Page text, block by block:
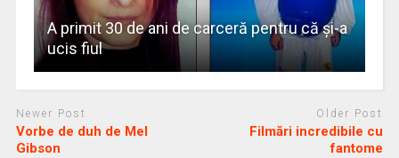
A primit 30 de ani de carceră pentru că şi-a
ucis fiul
Newer Post
Vorbe de duh de Mel
Gibson
Older Post
Filmări incredibile cu
fantome